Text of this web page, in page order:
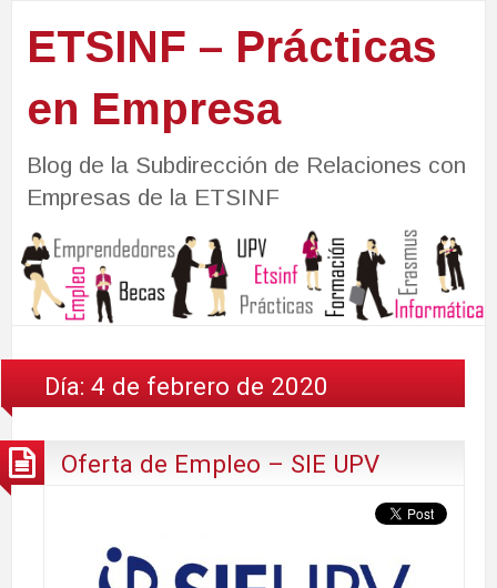
ETSINF – Prácticas
en Empresa
Blog de la Subdirección de Relaciones con
Empresas de la ETSINF
Día:4 de febrero de 2020
Oferta de Empleo – SIE UPV